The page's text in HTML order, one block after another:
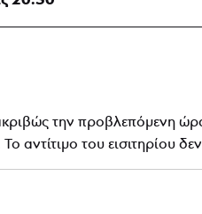
την προβλεπόμενη
του εισιτηρίου δεν